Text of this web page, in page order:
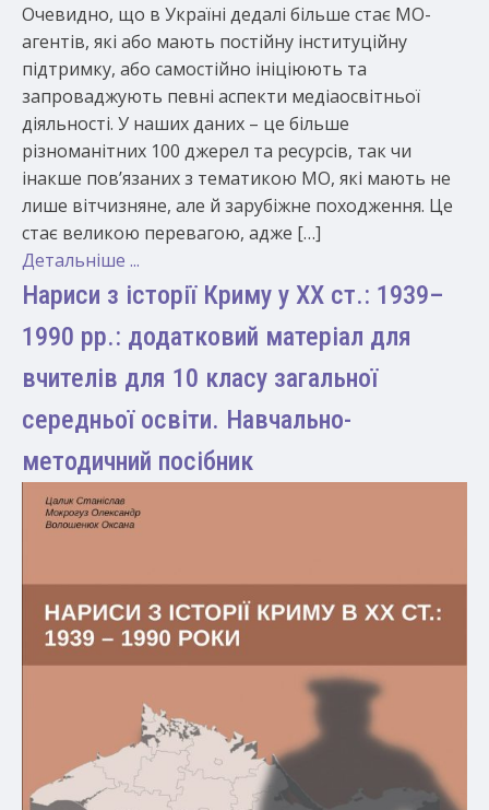
Очевидно, що в Україні дедалі більше стає МО-
агентів, які або мають постійну інституційну
підтримку, або самостійно ініціюють та
запроваджують певні аспекти медіаосвітньої
діяльності. У наших даних – це більше
різноманітних 100 джерел та ресурсів, так чи
інакше пов’язаних з тематикою МО, які мають не
лише вітчизняне, але й зарубіжне походження. Це
стає великою перевагою, адже […]
Детальніше ...
Нариси з історії Криму у ХХ ст.: 1939–
1990 рр.: додатковий матеріал для
вчителів для 10 класу загальної
середньої освіти. Навчально-
методичний посібник